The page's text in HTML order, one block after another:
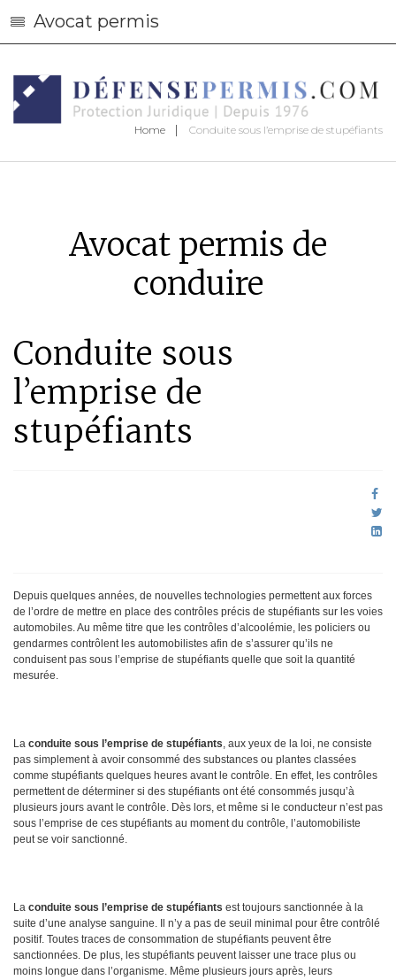
Avocat permis
Home Conduite sous l’emprise de stupéfiants
Avocat permis de
conduire
Conduite sous
l’emprise de
stupéfiants
Depuis quelques années, de nouvelles technologies permettent aux forces
de l’ordre de mettre en place des contrôles précis de stupéfiants sur les voies
automobiles. Au même titre que les contrôles d’alcoolémie, les policiers ou
gendarmes contrôlent les automobilistes afin de s’assurer qu’ils ne
conduisent pas sous l’emprise de stupéfiants quelle que soit la quantité
mesurée.
La conduite sous l’emprise de stupéfiants, aux yeux de la loi, ne consiste
pas simplement à avoir consommé des substances ou plantes classées
comme stupéfiants quelques heures avant le contrôle. En effet, les contrôles
permettent de déterminer si des stupéfiants ont été consommés jusqu’à
plusieurs jours avant le contrôle. Dès lors, et même si le conducteur n’est pas
sous l’emprise de ces stupéfiants au moment du contrôle, l’automobiliste
peut se voir sanctionné.
La conduite sous l’emprise de stupéfiants est toujours sanctionnée à la
suite d’une analyse sanguine. Il n’y a pas de seuil minimal pour être contrôlé
positif. Toutes traces de consommation de stupéfiants peuvent être
sanctionnées. De plus, les stupéfiants peuvent laisser une trace plus ou
moins longue dans l’organisme. Même plusieurs jours après, leurs